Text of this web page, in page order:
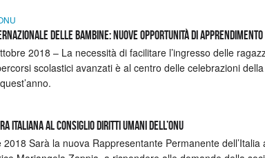
delle bambine: nuove opportunità di
2018 – La necessità di facilitare l’ingresso delle
scolastici avanzati è al centro delle celebrazioni
italiana al Consiglio Diritti Umani dell’ONU
Sarà la nuova Rappresentante Permanente dell’Italia